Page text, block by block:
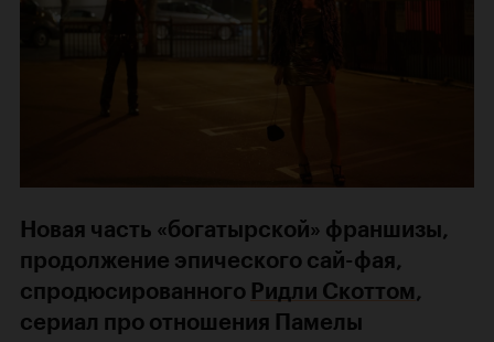
Новая часть «богатырской» франшизы,
продолжение эпического сай-фая,
спродюсированного Ридли Скоттом,
сериал про отношения Памелы